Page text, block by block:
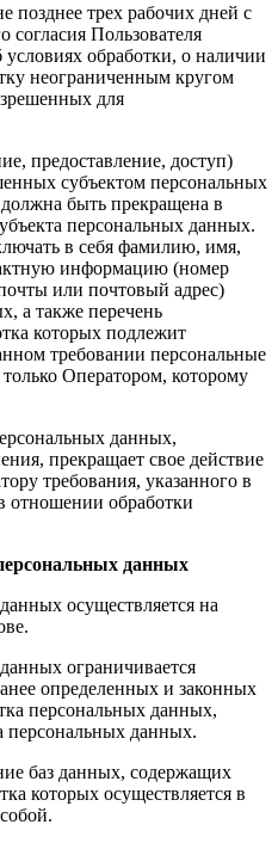
позднее трех рабочих дней с
согласия Пользователя
обработки, о наличии
неограниченным кругом
для
предоставление, доступ)
субъектом персональных
быть прекращена в
персональных данных.
в себя фамилию, имя,
информацию (номер
или почтовый адрес)
а также перечень
которых подлежит
требовании персональные
Оператором, которому
данных,
прекращает свое действие
требования, указанного в
отношении обработки
данных
осуществляется на
ограничивается
определенных и законных
персональных данных,
персональных данных.
баз данных, содержащих
которых осуществляется в